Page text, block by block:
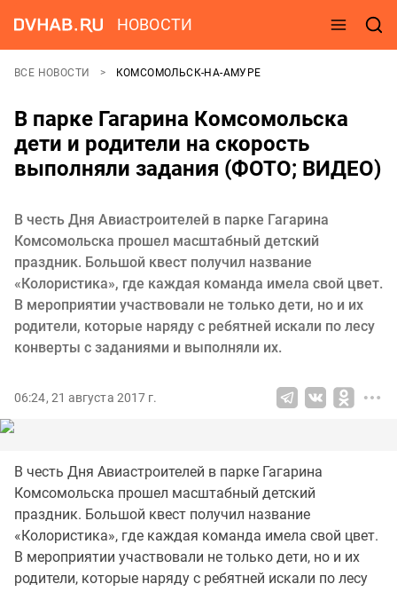
НОВОСТИ
ВСЕ НОВОСТИ КОМСОМОЛЬСК-НА-АМУРЕ
В парке Гагарина Комсомольска
дети и родители на скорость
выполняли задания (ФОТО; ВИДЕО)
В честь Дня Авиастроителей в парке Гагарина
Комсомольска прошел масштабный детский
праздник. Большой квест получил название
«Колористика», где каждая команда имела свой цвет.
В мероприятии участвовали не только дети, но и их
родители, которые наряду с ребятней искали по лесу
конверты с заданиями и выполняли их.
06:24, 21 августа 2017 г.
В честь Дня Авиастроителей в парке Гагарина
Комсомольска прошел масштабный детский
праздник. Большой квест получил название
«Колористика», где каждая команда имела свой цвет.
В мероприятии участвовали не только дети, но и их
родители, которые наряду с ребятней искали по лесу